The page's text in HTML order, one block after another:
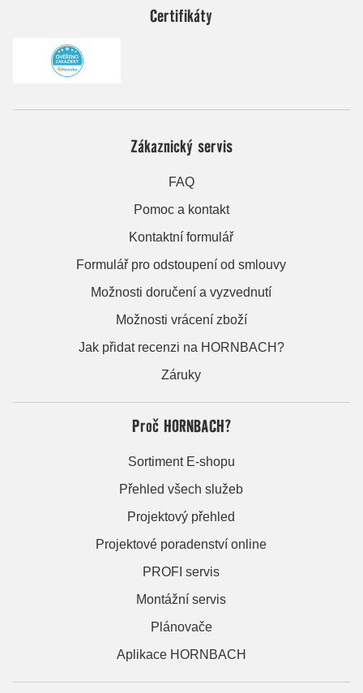
Certifikáty
Zákaznický servis
FAQ
Pomoc a kontakt
Kontaktní formulář
Formulář pro odstoupení od smlouvy
Možnosti doručení a vyzvednutí
Možnosti vrácení zboží
Jak přidat recenzi na HORNBACH?
Záruky
Proč HORNBACH?
Sortiment E-shopu
Přehled všech služeb
Projektový přehled
Projektové poradenství online
PROFI servis
Montážní servis
Plánovače
Aplikace HORNBACH